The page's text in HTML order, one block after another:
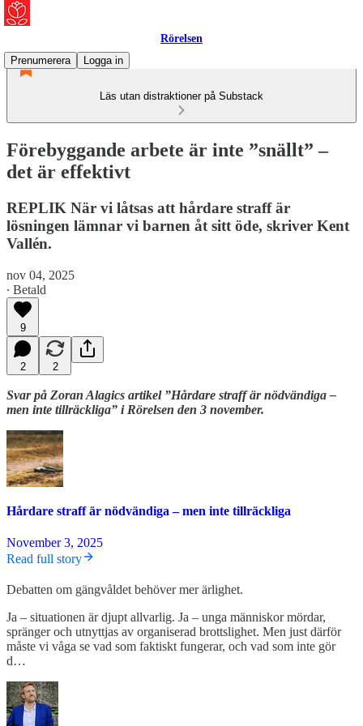
Rörelsen
Prenumerera
Logga in
Läs utan distraktioner på Substack
Förebyggande arbete är inte ”snällt” –
det är effektivt
REPLIK När vi låtsas att hårdare straff är
lösningen lämnar vi barnen åt sitt öde, skriver Kent
Vallén.
nov 04, 2025
∙ Betald
9
2 2
Svar på Zoran Alagics artikel ”Hårdare straff är nödvändiga –
men inte tillräckliga” i Rörelsen den 3 november.
Hårdare straff är nödvändiga – men inte tillräckliga
November 3, 2025
Read full story
Debatten om gängvåldet behöver mer ärlighet.
Ja – situationen är djupt allvarlig. Ja – unga människor mördar,
spränger och utnyttjas av organiserad brottslighet. Men just därför
måste vi våga se vad som faktiskt fungerar, och vad som inte gör
d…